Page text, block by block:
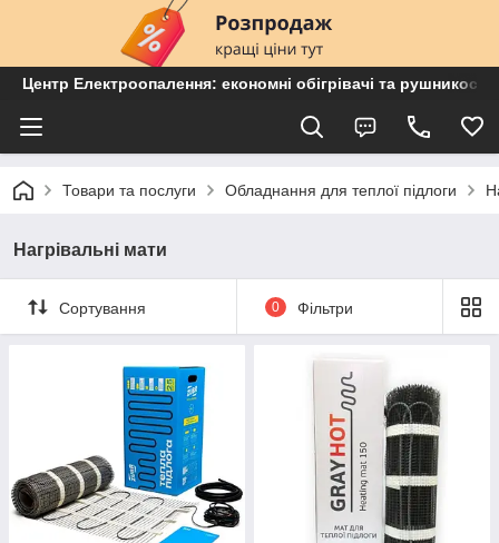
Центр Електроопалення: економні обігрівачі та
Товари та послуги Обладнання для теплої підлоги
Нагрівальні мати
Сортування 0 Фільтри